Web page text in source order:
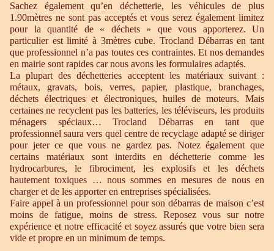
Sachez également qu’en déchetterie, les véhicules de plus
1.90mètres ne sont pas acceptés et vous serez également limitez
pour la quantité de « déchets » que vous apporterez. Un
particulier est limité à 3mètres cube. Trocland Débarras en tant
que professionnel n’a pas toutes ces contraintes. Et nos demandes
en mairie sont rapides car nous avons les formulaires adaptés.
La plupart des déchetteries acceptent les matériaux suivant :
métaux, gravats, bois, verres, papier, plastique, branchages,
déchets électriques et électroniques, huiles de moteurs. Mais
certaines ne recyclent pas les batteries, les téléviseurs, les produits
ménagers spéciaux… Trocland Débarras en tant que
professionnel saura vers quel centre de recyclage adapté se diriger
pour jeter ce que vous ne gardez pas. Notez également que
certains matériaux sont interdits en déchetterie comme les
hydrocarbures, le fibrociment, les explosifs et les déchets
hautement toxiques … nous sommes en mesures de nous en
charger et de les apporter en entreprises spécialisées.
Faire appel à un professionnel pour son débarras de maison c’est
moins de fatigue, moins de stress. Reposez vous sur notre
expérience et notre efficacité et soyez assurés que votre bien sera
vide et propre en un minimum de temps.